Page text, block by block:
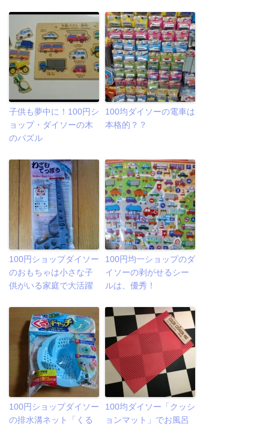
子供も夢中に！100円シ
ョップ・ダイソーの木
のパズル
100均ダイソーの電車は
本格的？？
100円ショップダイソー
のおもちゃは小さな子
供がいる家庭で大活躍
100円均一ショップのダ
イソーの剥がせるシー
ルは、優秀！
100円ショップダイソー
の排水溝ネット「くる
100均ダイソー「クッシ
ョンマット」でお風呂